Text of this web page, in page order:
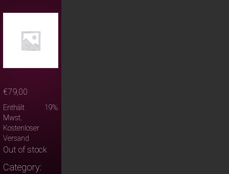
€79,00
Enthält 19%
Mwst.
Kostenloser
Versand
Out of stock
Category: